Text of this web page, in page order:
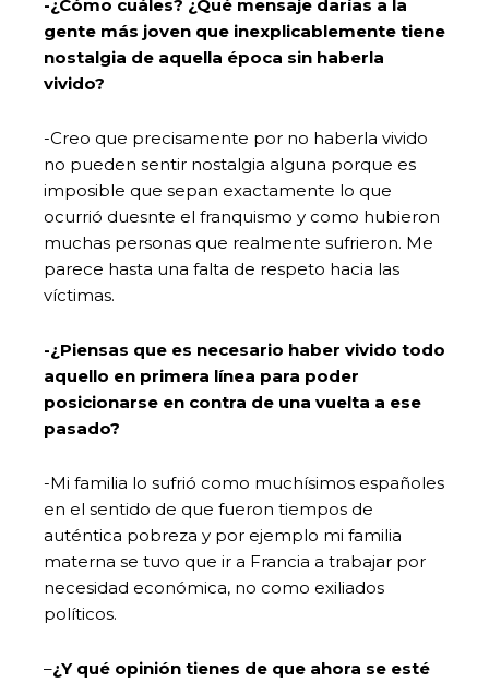
-¿Cómo cuáles? ¿Qué mensaje darías a la
gente más joven que inexplicablemente tiene
nostalgia de aquella época sin haberla
vivido?
-Creo que precisamente por no haberla vivido
no pueden sentir nostalgia alguna porque es
imposible que sepan exactamente lo que
ocurrió duesnte el franquismo y como hubieron
muchas personas que realmente sufrieron. Me
parece hasta una falta de respeto hacia las
víctimas.
-¿Piensas que es necesario haber vivido todo
aquello en primera línea para poder
posicionarse en contra de una vuelta a ese
pasado?
-Mi familia lo sufrió como muchísimos españoles
en el sentido de que fueron tiempos de
auténtica pobreza y por ejemplo mi familia
materna se tuvo que ir a Francia a trabajar por
necesidad económica, no como exiliados
políticos.
–¿Y qué opinión tienes de que ahora se esté